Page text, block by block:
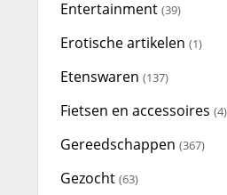
Entertainment (39)
Erotische artikelen (1)
Etenswaren (137)
Fietsen en accessoires (4)
Gereedschappen (367)
Gezocht (63)